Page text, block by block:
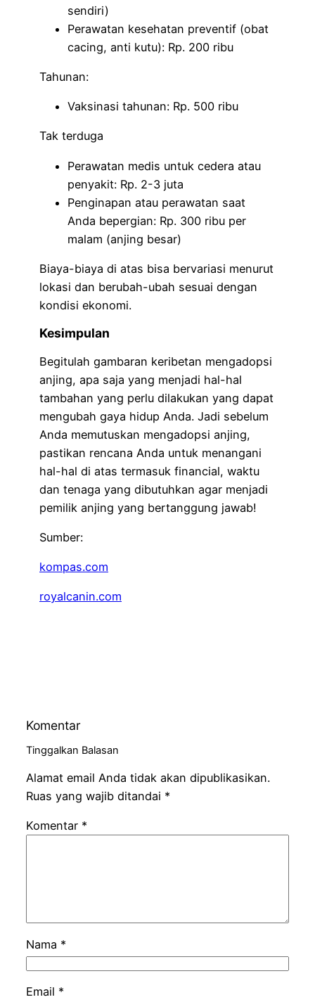
sendiri)
Perawatan kesehatan preventif (obat
cacing, anti kutu): Rp. 200 ribu
Tahunan:
Vaksinasi tahunan: Rp. 500 ribu
Tak terduga
Perawatan medis untuk cedera atau
penyakit: Rp. 2-3 juta
Penginapan atau perawatan saat
Anda bepergian: Rp. 300 ribu per
malam (anjing besar)
Biaya-biaya di atas bisa bervariasi menurut
lokasi dan berubah-ubah sesuai dengan
kondisi ekonomi.
Kesimpulan
Begitulah gambaran keribetan mengadopsi
anjing, apa saja yang menjadi hal-hal
tambahan yang perlu dilakukan yang dapat
mengubah gaya hidup Anda. Jadi sebelum
Anda memutuskan mengadopsi anjing,
pastikan rencana Anda untuk menangani
hal-hal di atas termasuk financial, waktu
dan tenaga yang dibutuhkan agar menjadi
pemilik anjing yang bertanggung jawab!
Sumber:
kompas.com
royalcanin.com
Komentar
Tinggalkan Balasan
Alamat email Anda tidak akan dipublikasikan.
Ruas yang wajib ditandai *
Komentar *
Nama *
Email *